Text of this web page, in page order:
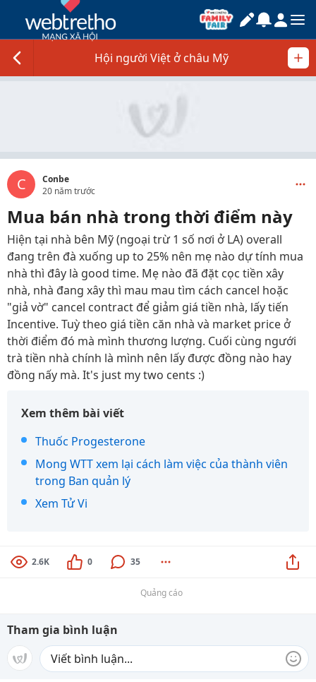
Hội người Việt ở châu Mỹ
C
Conbe
20 năm trước
Mua bán nhà trong thời điểm này
Hiện tại nhà bên Mỹ (ngoại trừ 1 số nơi ở LA) overall
đang trên đà xuống up to 25% nên mẹ nào dự tính mua
nhà thì đây là good time. Mẹ nào đã đặt cọc tiền xây
nhà, nhà đang xây thì mau mau tìm cách cancel hoặc
"giả vờ" cancel contract để giảm giá tiền nhà, lấy tiến
Incentive. Tuỳ theo giá tiền căn nhà và market price ở
thời điểm đó mà mình thương lượng. Cuối cùng ngưới
trà tiền nhà chính là mình nên lấy được đồng nào hay
đồng nấy mà. It's just my two cents :)
Xem thêm bài viết
Thuốc Progesterone
Mong WTT xem lại cách làm việc của thành viên
trong Ban quản lý
Xem Tử Vi
2.6K 0 35
Quảng cáo
Tham gia bình luận